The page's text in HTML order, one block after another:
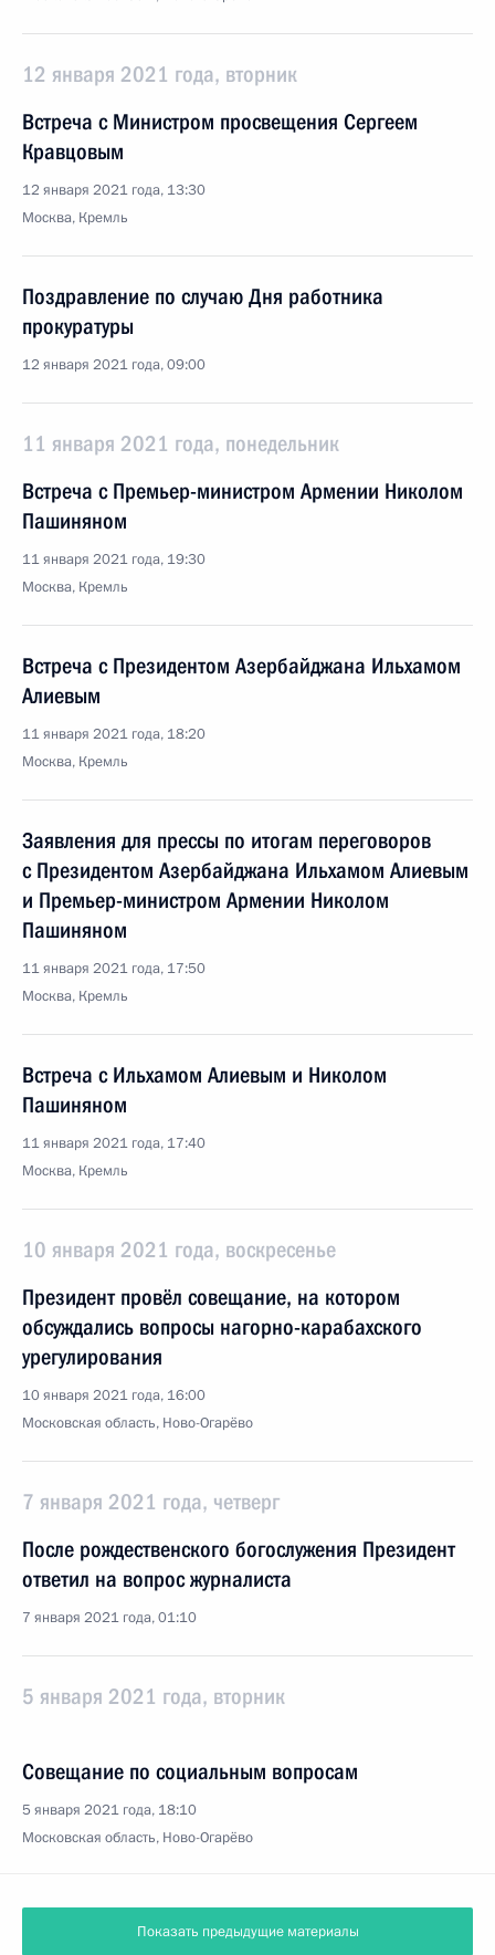
12 января 2021 года, вторник
Встреча с Министром просвещения Сергеем
Кравцовым
12 января 2021 года, 13:30
Москва, Кремль
Поздравление по случаю Дня работника
прокуратуры
12 января 2021 года, 09:00
11 января 2021 года, понедельник
Встреча с Премьер-министром Армении Николом
Пашиняном
11 января 2021 года, 19:30
Москва, Кремль
Встреча с Президентом Азербайджана Ильхамом
Алиевым
11 января 2021 года, 18:20
Москва, Кремль
Заявления для прессы по итогам переговоров
с Президентом Азербайджана Ильхамом Алиевым
и Премьер-министром Армении Николом
Пашиняном
11 января 2021 года, 17:50
Москва, Кремль
Встреча с Ильхамом Алиевым и Николом
Пашиняном
11 января 2021 года, 17:40
Москва, Кремль
10 января 2021 года, воскресенье
Президент провёл совещание, на котором
обсуждались вопросы нагорно-карабахского
урегулирования
10 января 2021 года, 16:00
Московская область, Ново-Огарёво
7 января 2021 года, четверг
После рождественского богослужения Президент
ответил на вопрос журналиста
7 января 2021 года, 01:10
5 января 2021 года, вторник
Совещание по социальным вопросам
5 января 2021 года, 18:10
Московская область, Ново-Огарёво
Показать предыдущие материалы